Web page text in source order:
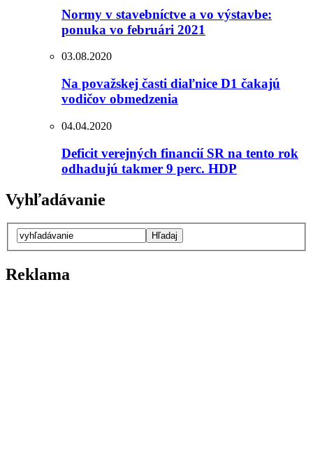
Normy v stavebníctve a vo výstavbe:
ponuka vo februári 2021
03.08.2020
Na považskej časti diaľnice D1 čakajú
vodičov obmedzenia
04.04.2020
Deficit verejných financií SR na tento rok
odhadujú takmer 9 perc. HDP
Vyhľadávanie
Reklama